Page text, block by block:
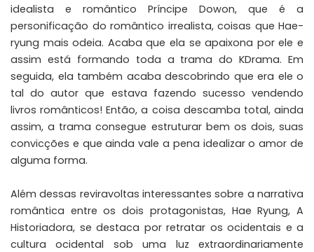
idealista e romântico Príncipe Dowon, que é a
personificação do romântico irrealista, coisas que Hae-
ryung mais odeia. Acaba que ela se apaixona por ele e
assim está formando toda a trama do KDrama. Em
seguida, ela também acaba descobrindo que era ele o
tal do autor que estava fazendo sucesso vendendo
livros românticos! Então, a coisa descamba total, ainda
assim, a trama consegue estruturar bem os dois, suas
convicções e que ainda vale a pena idealizar o amor de
alguma forma.
Além dessas reviravoltas interessantes sobre a narrativa
romântica entre os dois protagonistas, Hae Ryung, A
Historiadora, se destaca por retratar os ocidentais e a
cultura ocidental sob uma luz extraordinariamente